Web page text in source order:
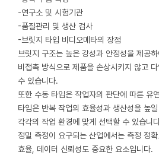
-연구소 및 시험기관
-품질관리 및 생산 검사
-브릿지 타입 비디오메타의 장점
브릿지 구조는 높은 강성과 안정성을 제공
비접촉 방식으로 제품을 손상시키지 않고
수 있습니다.
또한 수동 타입은 작업자의 판단에 따른 유
타입은 반복 작업의 효율성과 생산성을 높
각각의 작업 환경에 맞게 선택할 수 있습니
정밀 측정이 요구되는 산업에서는 측정 정
효율, 데이터 신뢰성도 중요한 요소입니다.